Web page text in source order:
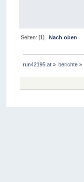
Seiten: [1] Nach oben
run42195.at» berichte »